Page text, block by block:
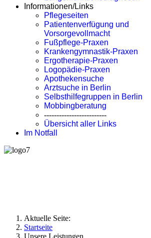
Informationen/Links
Pflegeseiten
Patientenverfügung und
Vorsorgevollmacht
Fußpflege-Praxen
Krankengymnastik-Praxen
Ergotherapie-Praxen
Logopädie-Praxen
Apothekensuche
Arztsuche in Berlin
Selbsthilfegruppen in Berlin
Mobbingberatung
-------------------------
Übersicht aller Links
Im Notfall
Aktuelle Seite:
Startseite
Unsere Leistungen